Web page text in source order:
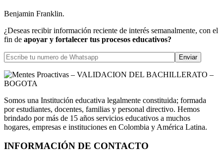
Benjamin Franklin.
¿Deseas recibir información reciente de interés semanalmente, con el
fin de apoyar y fortalecer tus procesos educativos?
Somos una Institución educativa legalmente constituida; formada
por estudiantes, docentes, familias y personal directivo. Hemos
brindado por más de 15 años servicios educativos a muchos
hogares, empresas e instituciones en Colombia y América Latina.
INFORMACIÓN DE CONTACTO